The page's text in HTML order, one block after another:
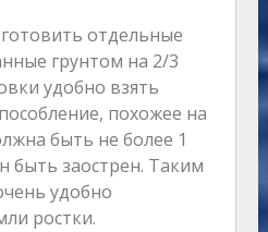
отдельные
грунтом на 2/3
удобно взять
похожее на
быть не более 1
быть заострен. Таким
удобно
ростки.